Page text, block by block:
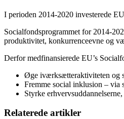
I perioden 2014-2020 investerede
Socialfondsprogrammet for 2014-
produktivitet, konkurrenceevne og
Derfor medfinansierede EU’s
Øge iværksætteraktiviteten og
Fremme social inklusion – via
Styrke
Relaterede artikler